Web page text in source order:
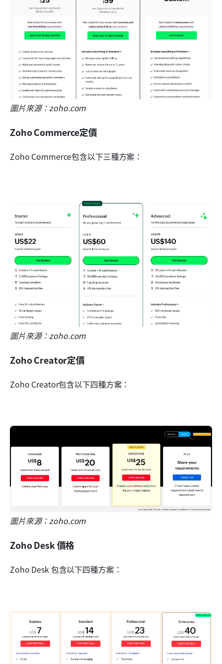
圖片來源：zoho.com
Zoho Commerce定價
Zoho Commerce包含以下三種方案：
圖片來源：zoho.com
Zoho Creator定價
Zoho Creator包含以下四種方案：
圖片來源：zoho.com
Zoho Desk 價格
Zoho Desk 包含以下四種方案：